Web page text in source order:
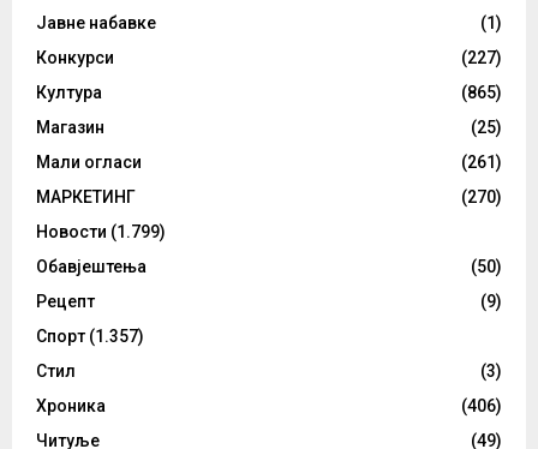
Јавне набавке
(1)
Конкурси
(227)
Култура
(865)
Магазин
(25)
Мали огласи
(261)
МАРКЕТИНГ
(270)
Новости (1.799)
Обавјештења
(50)
Рецепт
(9)
Спорт (1.357)
Стил
(3)
Хроника
(406)
Читуље
(49)